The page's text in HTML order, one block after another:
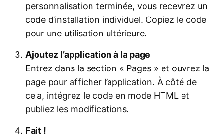
personnalisation terminée, vous recevrez un
code d’installation individuel. Copiez le code
pour une utilisation ultérieure.
Ajoutez l’application à la page
Entrez dans la section « Pages » et ouvrez la
page pour afficher l’application. À côté de
cela, intégrez le code en mode HTML et
publiez les modifications.
Fait !